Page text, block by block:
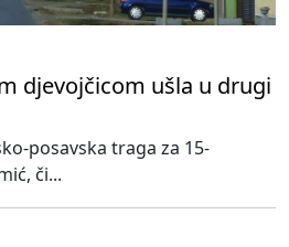
djevojčicom ušla u drugi
posavska traga za 15-
či...